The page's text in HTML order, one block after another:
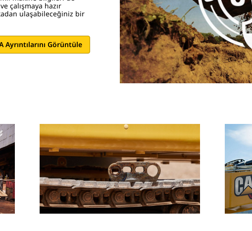
çalışmaya hazır
ulaşabileceğiniz bir
Ayrıntılarını Görüntüle